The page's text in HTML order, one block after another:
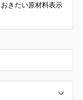
きたい原材料表示